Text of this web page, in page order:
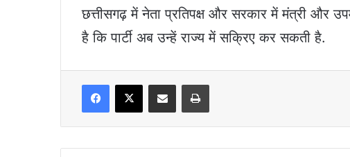
छत्तीसगढ़ में नेता प्रतिपक्ष और सरकार में मंत्री और
है कि पार्टी अब उन्हें राज्य में सक्रिए कर सकती है.
Facebook
X Share via Email Print